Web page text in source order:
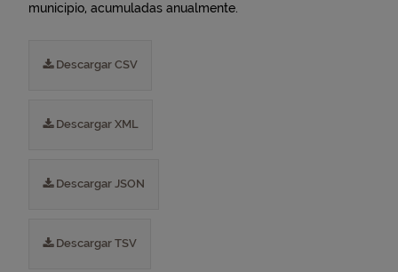
municipio, acumuladas anualmente.
Descargar CSV
Descargar XML
Descargar JSON
Descargar TSV